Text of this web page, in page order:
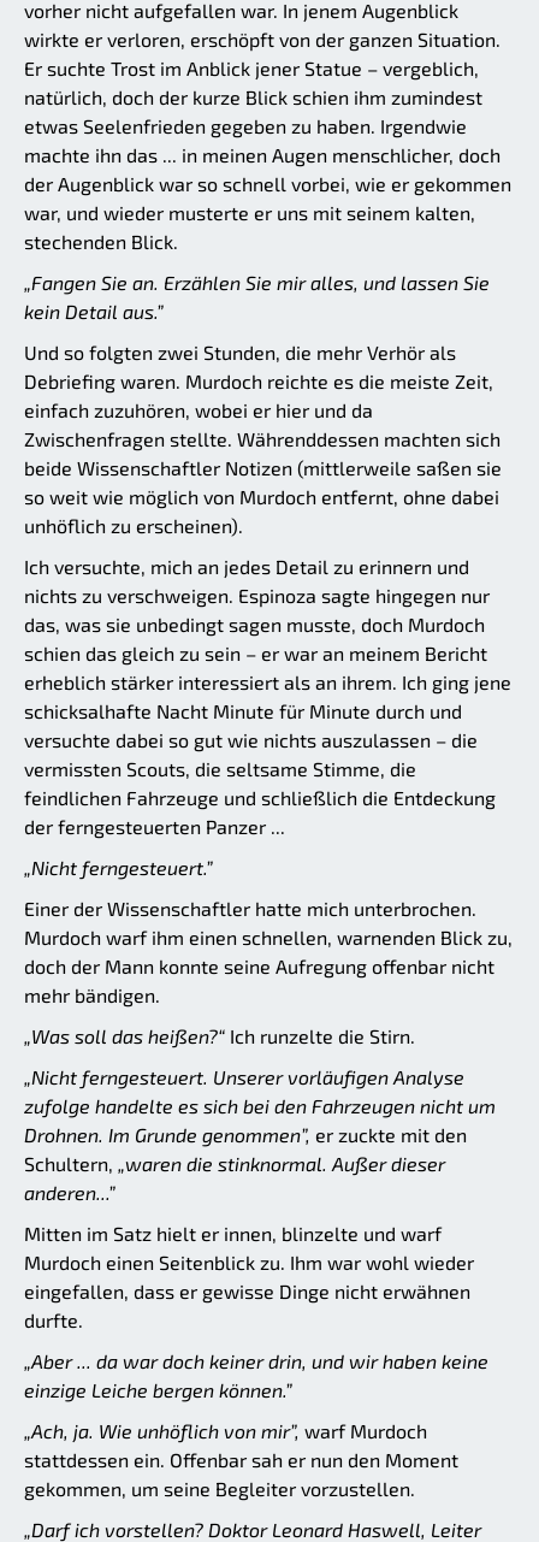
vorher nicht aufgefallen war. In jenem Augenblick
wirkte er verloren, erschöpft von der ganzen Situation.
Er suchte Trost im Anblick jener Statue – vergeblich,
natürlich, doch der kurze Blick schien ihm zumindest
etwas Seelenfrieden gegeben zu haben. Irgendwie
machte ihn das ... in meinen Augen menschlicher, doch
der Augenblick war so schnell vorbei, wie er gekommen
war, und wieder musterte er uns mit seinem kalten,
stechenden Blick.
„Fangen Sie an. Erzählen Sie mir alles, und lassen Sie
kein Detail aus.”
Und so folgten zwei Stunden, die mehr Verhör als
Debriefing waren. Murdoch reichte es die meiste Zeit,
einfach zuzuhören, wobei er hier und da
Zwischenfragen stellte. Währenddessen machten sich
beide Wissenschaftler Notizen (mittlerweile saßen sie
so weit wie möglich von Murdoch entfernt, ohne dabei
unhöflich zu erscheinen).
Ich versuchte, mich an jedes Detail zu erinnern und
nichts zu verschweigen. Espinoza sagte hingegen nur
das, was sie unbedingt sagen musste, doch Murdoch
schien das gleich zu sein – er war an meinem Bericht
erheblich stärker interessiert als an ihrem. Ich ging jene
schicksalhafte Nacht Minute für Minute durch und
versuchte dabei so gut wie nichts auszulassen – die
vermissten Scouts, die seltsame Stimme, die
feindlichen Fahrzeuge und schließlich die Entdeckung
der ferngesteuerten Panzer ...
„Nicht ferngesteuert.”
Einer der Wissenschaftler hatte mich unterbrochen.
Murdoch warf ihm einen schnellen, warnenden Blick zu,
doch der Mann konnte seine Aufregung offenbar nicht
mehr bändigen.
„Was soll das heißen?“ Ich runzelte die Stirn.
„Nicht ferngesteuert. Unserer vorläufigen Analyse
zufolge handelte es sich bei den Fahrzeugen nicht um
Drohnen. Im Grunde genommen”, er zuckte mit den
Schultern,
„waren die stinknormal. Außer dieser
anderen...”
Mitten im Satz hielt er innen, blinzelte und warf
Murdoch einen Seitenblick zu. Ihm war wohl wieder
eingefallen, dass er gewisse Dinge nicht erwähnen
durfte.
„Aber ... da war doch keiner drin, und wir haben keine
einzige Leiche bergen können.”
„Ach, ja. Wie unhöflich von mir”, warf Murdoch
stattdessen ein. Offenbar sah er nun den Moment
gekommen, um seine Begleiter vorzustellen.
„Darf ich vorstellen? Doktor Leonard Haswell, Leiter